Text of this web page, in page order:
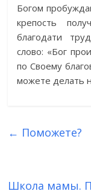
Богом
крепость
благодати
слово: «Бог
по Своему
можете делать
← Поможете?
Школа мамы.